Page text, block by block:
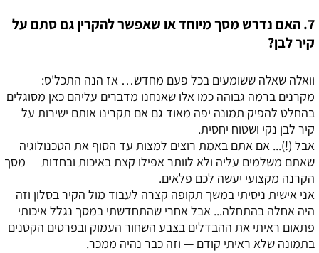
7. האם נדרש מסך מיוחד או שאפשר להקרין גם סתם על
קיר לבן?
וואלה שאלה ששומעים בכל פעם מחדש… אז הנה התכל'ס:
מקרנים ברמה גבוהה כמו אלו שאנחנו מדברים עליהם כאן מסוגלים
בהחלט להפיק תמונה יפה מאוד גם אם תקרינו אותם ישירות על
קיר לבן נקי ושטוח יחסית.
אבל (!)... אם אתם באמת רוצים למצות עד הסוף את הטכנולוגיה
שאתם משלמים עליה ולא לוותר אפילו קצת באיכות ובחדות — מסך
הקרנה מקצועי יעשה לכם פלאים.
אני אישית ניסיתי במשך תקופה קצרה לעבוד מול הקיר בסלון וזה
היה אחלה בהתחלה... אבל אחרי שהתחדשתי במסך נגלל איכותי
פתאום ראיתי את ההבדלים בצבע השחור העמוק ובפרטים הקטנים
בתמונה שלא ראיתי קודם — וזה כבר נהיה ממכר.